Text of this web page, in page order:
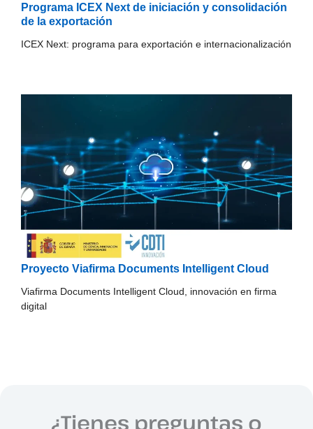
Programa ICEX Next de iniciación y consolidación
de la exportación
ICEX Next: programa para exportación e internacionalización
Proyecto Viafirma Documents Intelligent Cloud
Viafirma Documents Intelligent Cloud, innovación en firma
digital
¿Tienes preguntas o